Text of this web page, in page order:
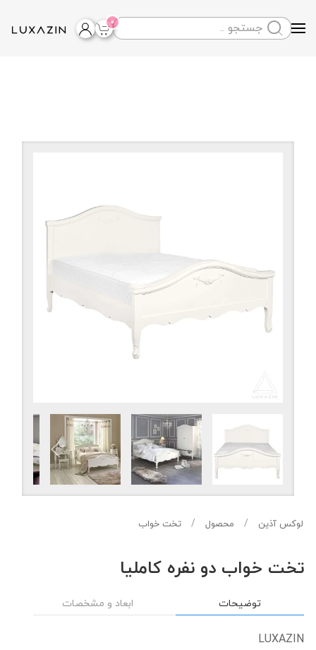
Skip to main content
0
لوکس آذین محصول تخت خواب
تخت خواب دو نفره کاملیا
توضیحات ابعاد و مشخصات
LUXAZIN